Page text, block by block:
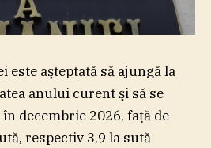
este aşteptată să ajungă la
anului curent şi să se
decembrie 2026, faţă de
respectiv 3,9 la sută